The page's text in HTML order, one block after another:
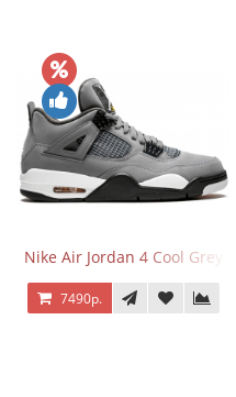
Nike Air Jordan 4 Cool Grey
7490р.